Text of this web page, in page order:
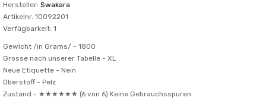
Hersteller: Swakara
Artikelnr. 10092201
Verfügbarkeit: 1
Gewicht /in Grams/ - 1800
Grosse nach unserer Tabelle - XL
Neue Etiquette - Nein
Oberstoff - Pelz
Zustand - ★★★★★★ (6 von 6) Keine Gebrauchsspuren